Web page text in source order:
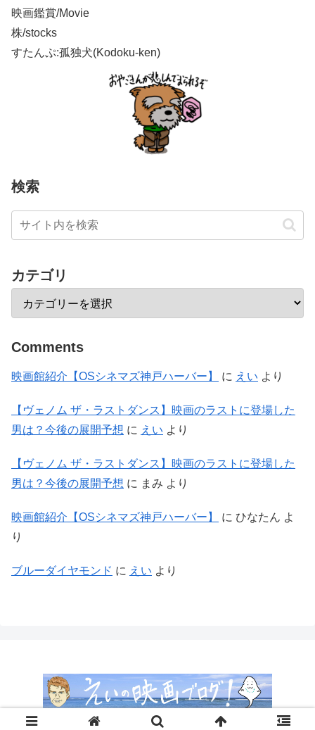
映画鑑賞/Movie
株/stocks
すたんぷ:孤独犬(Kodoku-ken)
検索
カテゴリ
Comments
映画館紹介【OSシネマズ神戸ハーバー】 に えい より
【ヴェノム ザ・ラストダンス】映画のラストに登場した
男は？今後の展開予想 に えい より
【ヴェノム ザ・ラストダンス】映画のラストに登場した
男は？今後の展開予想 に まみ より
映画館紹介【OSシネマズ神戸ハーバー】 に ひなたん よ
り
ブルーダイヤモンド に えい より
Copyright © 2018-2026 えいの映画ぶろぐ！ All Rights Reserved.